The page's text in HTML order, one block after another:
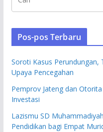
Pos-pos Terbaru
Soroti Kasus Perundungan,
Upaya Pencegahan
Pemprov Jateng dan
Investasi
Lazismu SD
Pendidikan bagi Empat